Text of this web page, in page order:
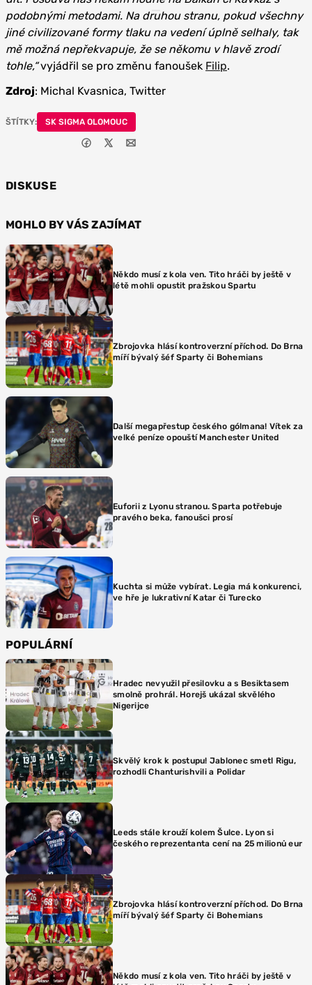
podobnými metodami. Na druhou stranu, pokud všechny
jiné civilizované formy tlaku na vedení úplně selhaly, tak
mě možná nepřekvapuje, že se někomu v hlavě zrodí
tohle,“vyjádřil se pro změnu fanoušek Filip.
Zdroj: Michal Kvasnica, Twitter
ŠTÍTKY: SK SIGMA OLOMOUC
DISKUSE
MOHLO BY VÁS ZAJÍMAT
Někdo musí z kola ven. Tito hráči by ještě v
létě mohli opustit pražskou Spartu
Zbrojovka hlásí kontroverzní příchod. Do Brna
míří bývalý šéf Sparty či Bohemians
Další megapřestup českého gólmana! Vítek za
velké peníze opouští Manchester United
Euforii z Lyonu stranou. Sparta potřebuje
pravého beka, fanoušci prosí
Kuchta si může vybírat. Legia má konkurenci,
ve hře je lukrativní Katar či Turecko
POPULÁRNÍ
Hradec nevyužil přesilovku a s Besiktasem
smolně prohrál. Horejš ukázal skvělého
Nigerijce
Skvělý krok k postupu! Jablonec smetl Rigu,
rozhodli Chanturishvili a Polidar
Leeds stále krouží kolem Šulce. Lyon si
českého reprezentanta cení na 25 milionů eur
Zbrojovka hlásí kontroverzní příchod. Do Brna
míří bývalý šéf Sparty či Bohemians
Někdo musí z kola ven. Tito hráči by ještě v